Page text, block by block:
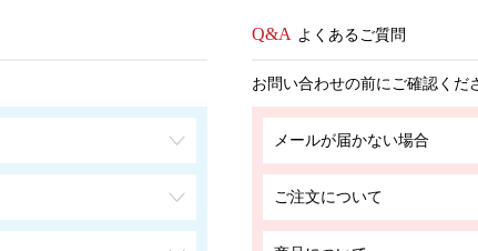
よくあるご質問
お問い合わせの前にご確認くだ
メールが届かない場合
ご注文について